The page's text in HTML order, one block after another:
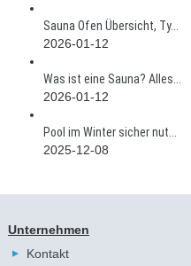
Sauna Ofen Übersicht, Ty...
2026-01-12
Was ist eine Sauna? Alles...
2026-01-12
Pool im Winter sicher nut...
2025-12-08
Unternehmen
Kontakt